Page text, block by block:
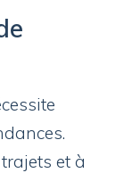
et à